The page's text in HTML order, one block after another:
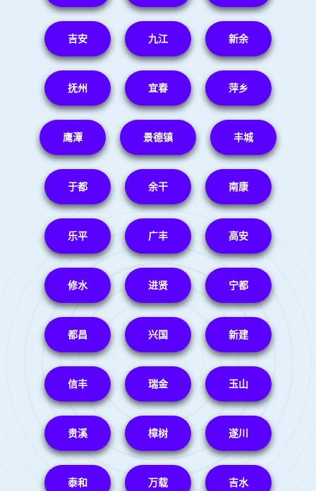
吉安 九江 新余
抚州 宜春 萍乡
鹰潭 景德镇 丰城
于都 余干 南康
乐平 广丰 高安
修水 进贤 宁都
都昌 兴国 新建
信丰 瑞金 玉山
贵溪 樟树 遂川
泰和 万载 吉水